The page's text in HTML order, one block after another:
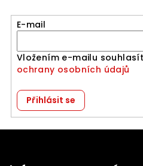
E-mail
Vložením e-mailu
ochrany osobních údajů
Přihlásit se